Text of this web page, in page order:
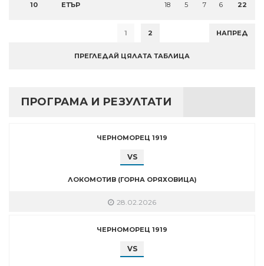
10 ЕТЪР 18 5 7 6 22
1 2 НАПРЕД
ПРЕГЛЕДАЙ ЦЯЛАТА ТАБЛИЦА
ПРОГРАМА И РЕЗУЛТАТИ
ЧЕРНОМОРЕЦ 1919
VS
ЛОКОМОТИВ (ГОРНА ОРЯХОВИЦА)
28.02.2026
ЧЕРНОМОРЕЦ 1919
VS